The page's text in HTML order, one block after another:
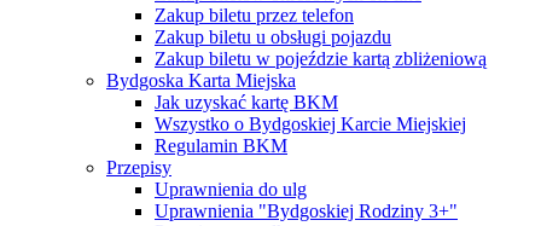
Zakup biletu przez telefon
Zakup biletu u obsługi pojazdu
Zakup biletu w pojeździe kartą zbliżeniową
Bydgoska Karta Miejska
Jak uzyskać kartę BKM
Wszystko o Bydgoskiej Karcie Miejskiej
Regulamin BKM
Przepisy
Uprawnienia do ulg
Uprawnienia "Bydgoskiej Rodziny 3+"